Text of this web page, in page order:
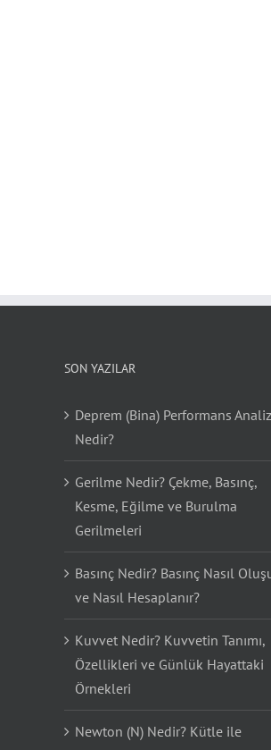
Nedir?
Gerilme Nedir? Çekme, Basınç,
Gerilmeleri
Basınç Nedir? Basınç Nasıl Oluşur
ve Nasıl Hesaplanır?
Kuvvet Nedir? Kuvvetin Tanımı,
Örnekleri